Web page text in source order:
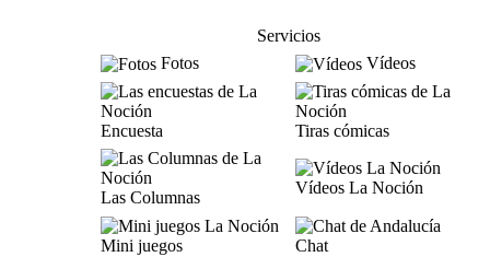
Servicios
Fotos
Vídeos
Encuesta Tiras cómicas
Las Columnas
Vídeos La Noción
Mini juegos
Chat